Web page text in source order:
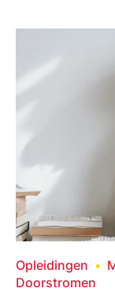
Opleidingen
Doorstromen